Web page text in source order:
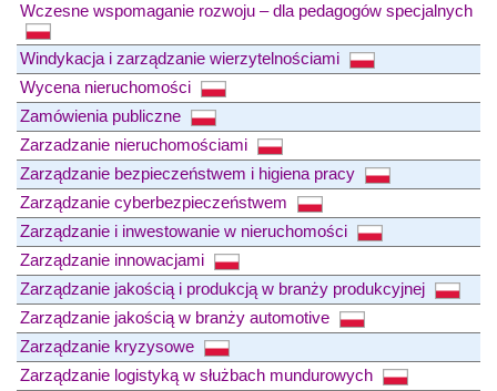
Wczesne wspomaganie rozwoju – dla pedagogów specjalnych
Windykacja i zarządzanie wierzytelnościami
Wycena nieruchomości
Zamówienia publiczne
Zarzadzanie nieruchomościami
Zarządzanie bezpieczeństwem i higiena pracy
Zarządzanie cyberbezpieczeństwem
Zarządzanie i inwestowanie w nieruchomości
Zarządzanie innowacjami
Zarządzanie jakością i produkcją w branży produkcyjnej
Zarządzanie jakością w branży automotive
Zarządzanie kryzysowe
Zarządzanie logistyką w służbach mundurowych